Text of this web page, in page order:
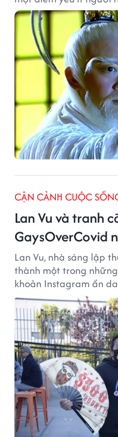
CẬN CẢNH CUỘC
Lan Vu và tranh
GaysOverCovid
Lan Vu, nhà sáng lập
thành một trong
khoản Instagram ẩn
năm 2021, trong bối
biến nghiêm trọng.